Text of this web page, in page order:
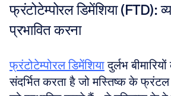
फ्रंटोटेम्पोरल डिमेंशिया (FTD):
प्रभावित करना
फ्रंटोटेम्पोरल डिमेंशिया दुर्लभ
संदर्भित करता है जो मस्तिष्क के